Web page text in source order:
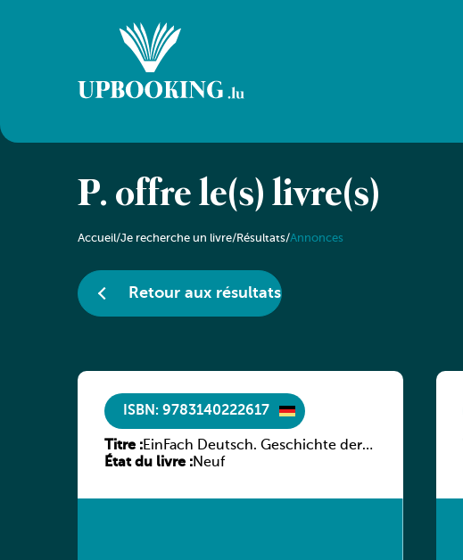
P. offre le(s) livre(s)
Accueil/Je recherche un livre/Résultats/Annonces
Retour aux résultats
ISBN: 9783140222617
Titre :EinFach Deutsch. Geschichte der
deutschen Literatur in Beispielen
État du livre :Neuf